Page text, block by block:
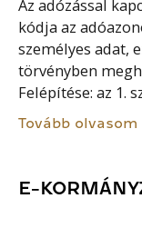
Az adózással
kódja az
személyes adat,
törvényben
Felépítése: az 1.
Tovább olvasom
E-